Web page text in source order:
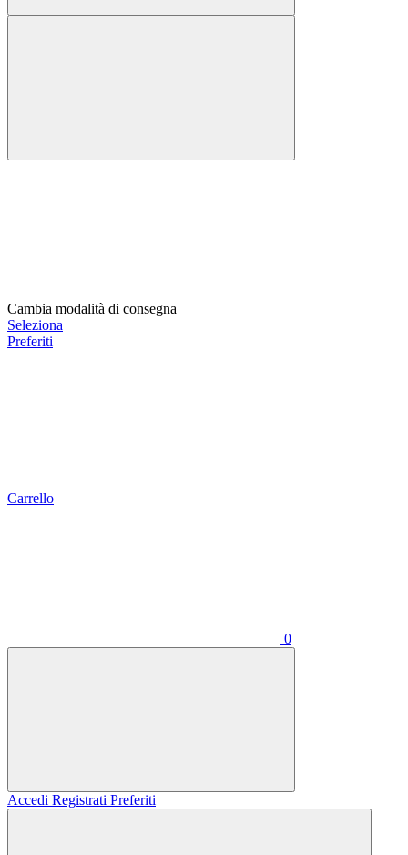
Cambia modalità di consegna
Seleziona
Preferiti
Carrello
0
Accedi Registrati Preferiti